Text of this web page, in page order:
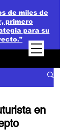
de miles de
primero
para su
en